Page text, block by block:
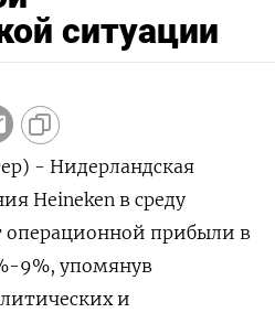
ситуации
- Нидерландская
Heineken в среду
операционной прибыли в
9%, упомянув
и